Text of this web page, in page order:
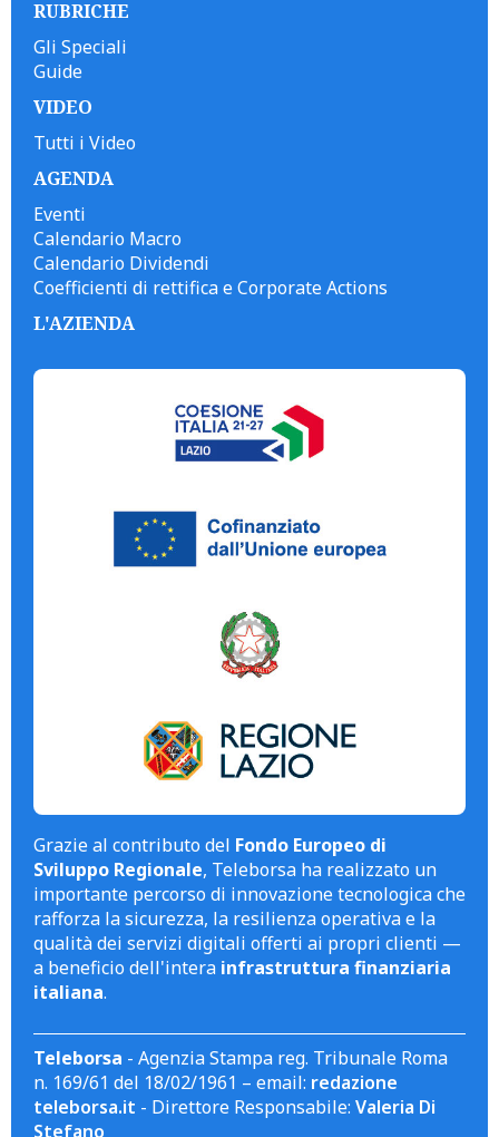
RUBRICHE
Gli Speciali
Guide
VIDEO
Tutti i Video
AGENDA
Eventi
Calendario Macro
Calendario Dividendi
Coefficienti di rettifica e Corporate Actions
L'AZIENDA
Grazie al contributo del Fondo Europeo di
Sviluppo Regionale, Teleborsa ha realizzato un
importante percorso di innovazione tecnologica che
rafforza la sicurezza, la resilienza operativa e la
qualità dei servizi digitali offerti ai propri clienti —
a beneficio dell'intera infrastruttura finanziaria
italiana.
Teleborsa - Agenzia Stampa reg. Tribunale Roma
n. 169/61 del 18/02/1961 – email: redazione
teleborsa.it - Direttore Responsabile: Valeria Di
Stefano